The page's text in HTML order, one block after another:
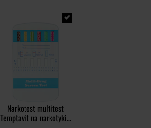
Narkotest multitest
Temptavit na narkotyki i